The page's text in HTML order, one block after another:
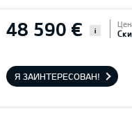
48 590 € i
Я ЗАИНТЕРЕСОВАН!